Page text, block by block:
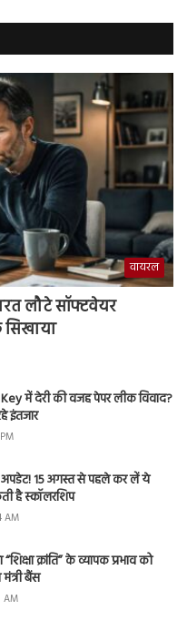
वायरल
लौटे सॉफ्टवेयर
में देरी की वजह पेपर लीक विवाद?
इंतजार
अपडेट! 15 अगस्त से पहले कर लें ये
है स्कॉलरशिप
AM
क्रांति” के व्यापक प्रभाव को
बैंस
AM